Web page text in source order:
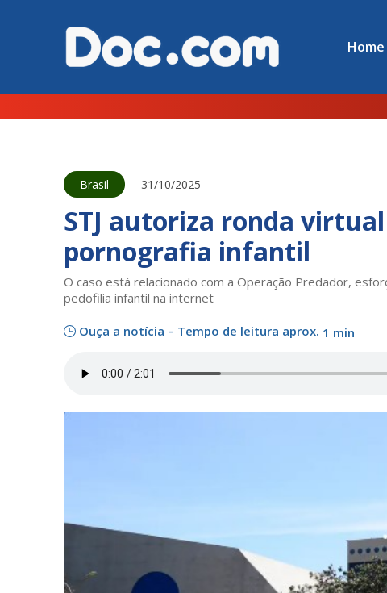
Home
Brasil 31/10/2025
STJ autoriza ronda
pornografia infantil
O caso está relacionado com a Operação Predador,
pedofilia infantil na internet
Ouça a notícia – Tempo de leitura aprox. 1 min